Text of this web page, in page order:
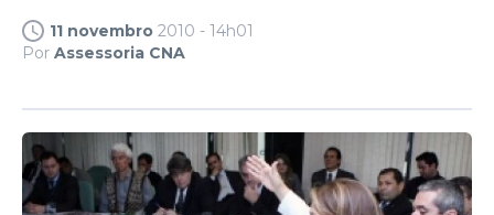
11 novembro 2010 - 14h01
Por Assessoria CNA